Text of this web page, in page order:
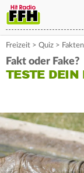
Freizeit > Quiz >
Fakt oder Fake?
TESTE DEIN